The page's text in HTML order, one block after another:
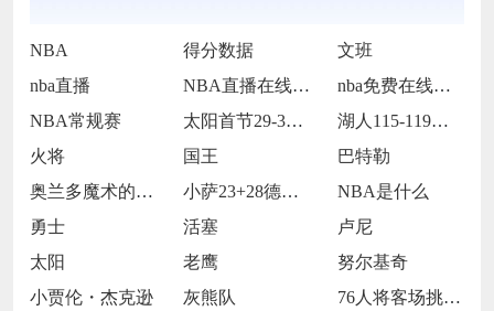
NBA 得分数据
文班
nba直播
NBA直播在线观看
nba免费在线高清直播
NBA常规赛
太阳首节29-30落后步行者
湖人115-119不敌火箭
火将
国王
巴特勒
奥兰多魔术的当家球星保罗-班凯罗
小萨23+28德罗赞24+9 国王114
NBA是什么
勇士
活塞
卢尼
太阳
老鹰
努尔基奇
小贾伦・杰克逊
灰熊队
76人将客场挑战魔术